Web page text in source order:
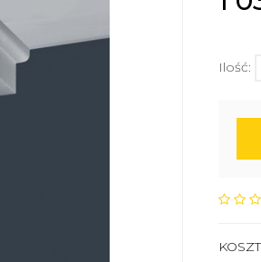
Ilość: